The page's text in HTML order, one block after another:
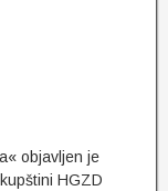
objavljen je
HGZD